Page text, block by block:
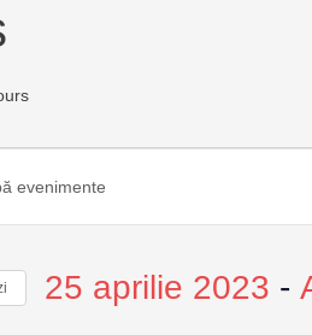
25 aprilie 2023 -